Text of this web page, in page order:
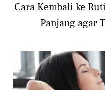
Cara Kembali ke
Panjang agar